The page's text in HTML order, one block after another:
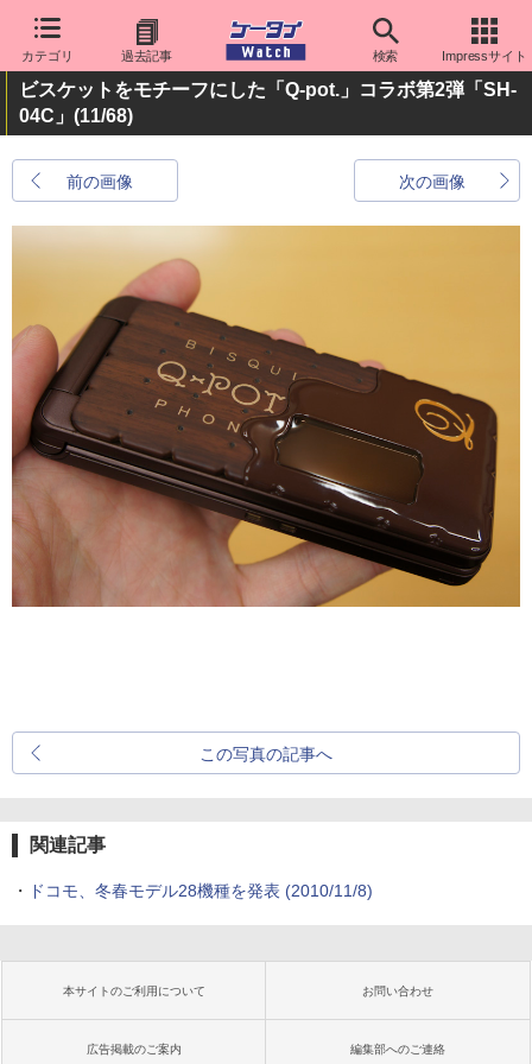
カテゴリ 過去記事 検索 Impressサイト
ビスケットをモチーフにした「Q-pot.」コラボ第2弾「SH-
04C」 (11/68)
前の画像 次の画像
この写真の記事へ
関連記事
・ ドコモ、冬春モデル28機種を発表 (2010/11/8)
本サイトのご利用について お問い合わせ
広告掲載のご案内 編集部へのご連絡